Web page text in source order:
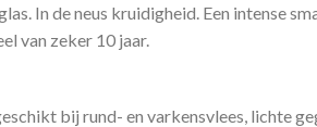
In de neus kruidigheid. Een intense
van zeker 10 jaar.
bij rund- en varkensvlees, lichte